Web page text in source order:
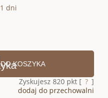
1 dni
DO KOSZYKA
Zyskujesz 820pkt [ ? ]
dodaj do przechowalni